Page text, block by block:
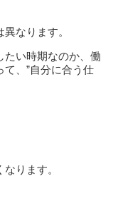
なります。
たい時期なのか、働
、”自分に合う仕
ります。